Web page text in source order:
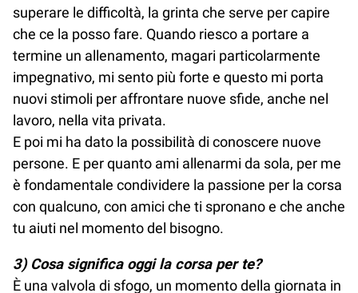
superare le difficoltà, la grinta che serve per capire
che ce la posso fare. Quando riesco a portare a
termine un allenamento, magari particolarmente
impegnativo, mi sento più forte e questo mi porta
nuovi stimoli per affrontare nuove sfide, anche nel
lavoro, nella vita privata.
E poi mi ha dato la possibilità di conoscere nuove
persone. E per quanto ami allenarmi da sola, per me
è fondamentale condividere la passione per la corsa
con qualcuno, con amici che ti spronano e che anche
tu aiuti nel momento del bisogno.
3) Cosa significa oggi la corsa per te?
È una valvola di sfogo, un momento della giornata in